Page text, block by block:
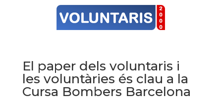
El paper dels voluntaris i
les voluntàries és clau a la
Cursa Bombers Barcelona